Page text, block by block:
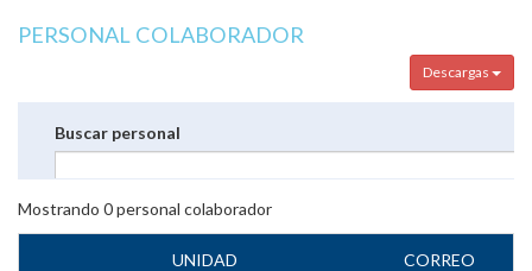
PERSONAL COLABORADOR
Descargas
Buscar personal
Mostrando 0personal colaborador
UNIDAD
CORREO